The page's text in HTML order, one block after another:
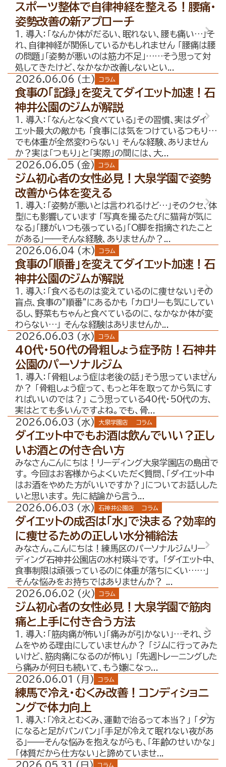
スポーツ整体で自律神経を整える！腰痛・
姿勢改善の新アプローチ
1. 導入：「なんか体がだるい、眠れない、腰も痛い…」そ
れ、自律神経が関係しているかもしれません 「腰痛は腰
の問題」「姿勢が悪いのは筋力不足」……そう思って対
処してきたけど、なかなか改善しないとい...
2026.06.06 (土) コラム
食事の「記録」を変えてダイエット加速！石
神井公園のジムが解説
1. 導入：「なんとなく食べている」その習慣、実はダイ
エット最大の敵かも 「食事には気をつけているつもり…
でも体重が全然変わらない」 そんな経験、ありません
か？実は「つもり」と「実際」の間には、大...
2026.06.05 (金) コラム
ジム初心者の女性必見！大泉学園で姿勢
改善から体を変える
1. 導入：「姿勢が悪いとは言われるけど…」そのクセ、体
型にも影響しています 「写真を撮るたびに猫背が気に
なる」「腰がいつも張っている」「O脚を指摘されたこと
がある」——そんな経験、ありませんか？...
2026.06.04 (木) コラム
食事の「順番」を変えてダイエット加速！石
神井公園のジムが解説
1. 導入：「食べるものは変えているのに痩せない」その
盲点、食事の”順番”にあるかも 「カロリーも気にしてい
るし、野菜もちゃんと食べているのに、なかなか体が変
わらない…」 そんな経験はありませんか...
2026.06.03 (水) コラム
40代・50代の骨粗しょう症予防！石神井
公園のパーソナルジム
1. 導入：「骨粗しょう症は老後の話」そう思っていません
か？ 「骨粗しょう症って、もっと年を取ってから気にす
ればいいのでは？」 こう思っている40代・50代の方、
実はとても多いんですよね。でも、骨...
2026.06.03 (水) 大泉学園店 コラム
ダイエット中でもお酒は飲んでいい？正し
いお酒との付き合い方
みなさんこんにちは！リーディング大泉学園店の島田で
す。 今回はお客様からよくいただく質問、「ダイエット中
はお酒をやめた方がいいですか？」についてお話しした
いと思います。 先に結論から言う...
2026.06.03 (水) 石神井公園店 コラム
ダイエットの成否は「水」で決まる？効率的
に痩せるための正しい水分補給法
みなさん。こんにちは！練馬区のパーソナルジムリー
ディング石神井公園店の水村瑛斗です。 「ダイエット中、
食事制限は頑張っているのに体重が落ちにくい……」
そんな悩みをお持ちではありませんか？ ...
2026.06.02 (火) コラム
ジム初心者の女性必見！大泉学園で筋肉
痛と上手に付き合う方法
1. 導入：「筋肉痛が怖い」「痛みが引かない」…それ、ジ
ムをやめる理由にしていませんか？ 「ジムに行ってみた
いけど、筋肉痛になるのが怖い」 「先週トレーニングした
ら痛みが何日も続いて、もう嫌になっ...
2026.06.01 (月) コラム
練馬で冷え・むくみ改善！コンディショニ
ングで体力向上
1. 導入：「冷えとむくみ、運動で治るって本当？」 「夕方
になると足がパンパン」「手足が冷えて眠れない夜があ
る」——そんな悩みを抱えながらも、「年齢のせいかな」
「体質だから仕方ない」と諦めていませ...
2026.05.31 (日) コラム